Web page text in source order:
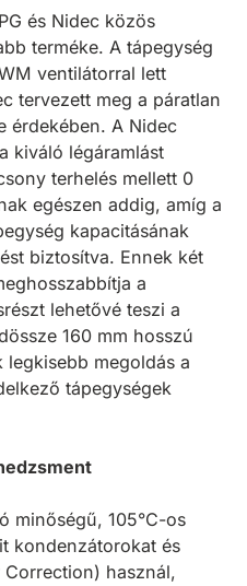
és Nidec közös
terméke. A tápegység
ventilátorral lett
tervezett meg a páratlan
érdekében. A Nidec
kiváló légáramlást
terhelés mellett 0
egészen addig, amíg a
kapacitásának
biztosítva. Ennek két
a
lehetővé teszi a
160 mm hosszú
legkisebb megoldás a
tápegységek
minőségű, 105°C-os
kondenzátorokat és
használ,